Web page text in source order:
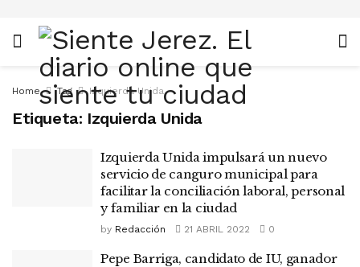
Home Tag Izquierda Unida
Etiqueta: Izquierda Unida
Izquierda Unida impulsará un nuevo
servicio de canguro municipal para
facilitar la conciliación laboral, personal
y familiar en la ciudad
by Redacción 21 ABRIL 2022 0
Pepe Barriga, candidato de IU, ganador